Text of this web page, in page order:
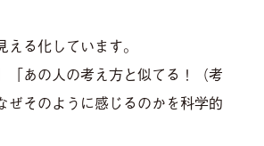
る化しています。
「あの人の考え方と似てる！（考
ぜそのように感じるのかを科学的